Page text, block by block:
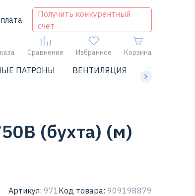
Получить конкурентный
счет
Сравнение Избранное Корзина
ПАТРОНЫ ВЕНТИЛЯЦИЯ ЧИЛЛЕРЫ
(бухта) (м)
Артикул: 971Код товара: 909198879